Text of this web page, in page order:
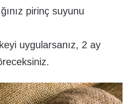
pirinç suyunu
uygularsanız, 2 ay